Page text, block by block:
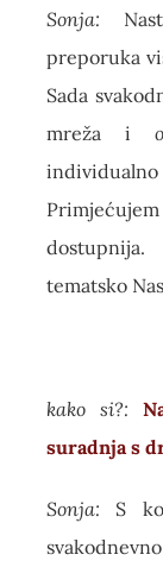
Sonja:
preporuka
Sada
mreža i
tematsko
kako si?:
suradnja s
Sonja: S